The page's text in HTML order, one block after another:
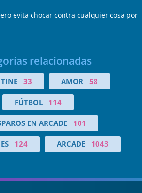
evita chocar contra cualquier cosa por
relacionadas
33 AMOR 58
FÚTBOL 114
EN ARCADE 101
124 ARCADE 1043